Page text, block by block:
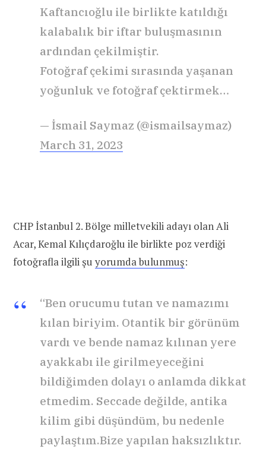
Kaftancıoğlu ile birlikte katıldığı
kalabalık bir iftar buluşmasının
ardından çekilmiştir.
Fotoğraf çekimi sırasında yaşanan
yoğunluk ve fotoğraf çektirmek…
— İsmail Saymaz (@ismailsaymaz)
March 31, 2023
CHP İstanbul 2. Bölge milletvekili adayı olan Ali
Acar, Kemal Kılıçdaroğlu ile birlikte poz verdiği
fotoğrafla ilgili şu yorumda bulunmuş:
“Ben orucumu tutan ve namazımı
kılan biriyim. Otantik bir görünüm
vardı ve bende namaz kılınan yere
ayakkabı ile girilmeyeceğini
bildiğimden dolayı o anlamda dikkat
etmedim. Seccade değilde, antika
kilim gibi düşündüm, bu nedenle
paylaştım.Bize yapılan haksızlıktır.